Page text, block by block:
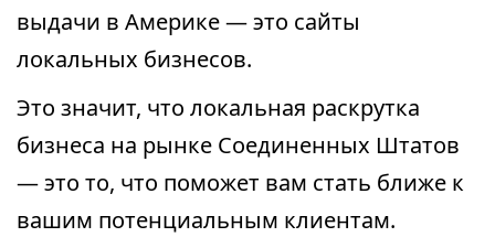
выдачи в Америке — это сайты
локальных бизнесов.
Это значит, что локальная раскрутка
бизнеса на рынке Соединенных Штатов
— это то, что поможет вам стать ближе к
вашим потенциальным клиентам.